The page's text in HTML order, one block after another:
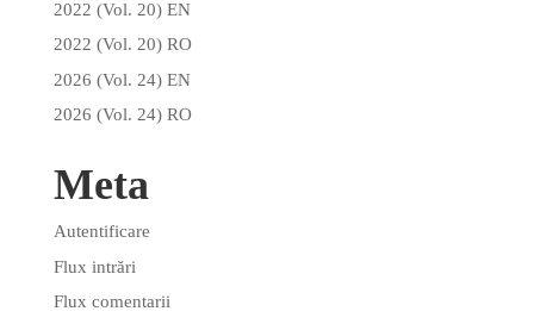
2022 (Vol. 20) EN
2022 (Vol. 20) RO
2026 (Vol. 24) EN
2026 (Vol. 24) RO
Meta
Autentificare
Flux intrări
Flux comentarii